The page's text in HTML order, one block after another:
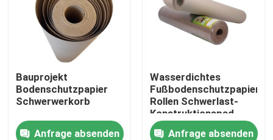
Produkte
Fußboden des Schutz-Papiers
Vorübergehende Boden-Schutz-Rolle
Bauprojekt
Bodenschutzpapier
Schwerwerkorb
Anfrage absenden
Wasserdichtes
Fußbodenschutzpapier
Rollen Schwerlast-
Konstruktionspad
23X23X82 Cm
Anfrage absenden